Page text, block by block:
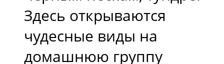
Здесь открываются
чудесные виды на
домашнюю группу